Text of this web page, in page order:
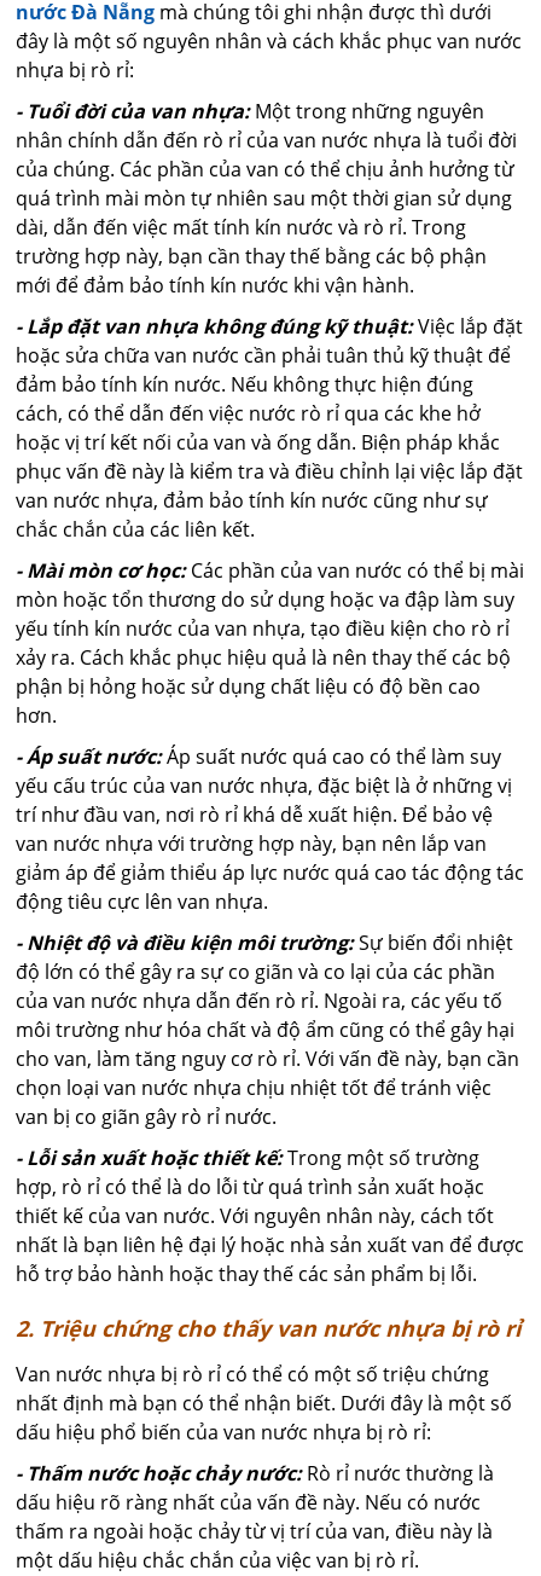
nước Đà Nẵng mà chúng tôi ghi nhận được thì dưới
đây là một số nguyên nhân và cách khắc phục van nước
nhựa bị rò rỉ:
- Tuổi đời của van nhựa:Một trong những nguyên
nhân chính dẫn đến rò rỉ của van nước nhựa là tuổi đời
của chúng. Các phần của van có thể chịu ảnh hưởng từ
quá trình mài mòn tự nhiên sau một thời gian sử dụng
dài, dẫn đến việc mất tính kín nước và rò rỉ. Trong
trường hợp này, bạn cần thay thế bằng các bộ phận
mới để đảm bảo tính kín nước khi vận hành.
- Lắp đặt van nhựa không đúng kỹ thuật:Việc lắp đặt
hoặc sửa chữa van nước cần phải tuân thủ kỹ thuật để
đảm bảo tính kín nước. Nếu không thực hiện đúng
cách, có thể dẫn đến việc nước rò rỉ qua các khe hở
hoặc vị trí kết nối của van và ống dẫn. Biện pháp khắc
phục vấn đề này là kiểm tra và điều chỉnh lại việc lắp đặt
van nước nhựa, đảm bảo tính kín nước cũng như sự
chắc chắn của các liên kết.
- Mài mòn cơ học:Các phần của van nước có thể bị mài
mòn hoặc tổn thương do sử dụng hoặc va đập làm suy
yếu tính kín nước của van nhựa, tạo điều kiện cho rò rỉ
xảy ra. Cách khắc phục hiệu quả là nên thay thế các bộ
phận bị hỏng hoặc sử dụng chất liệu có độ bền cao
hơn.
- Áp suất nước:Áp suất nước quá cao có thể làm suy
yếu cấu trúc của van nước nhựa, đặc biệt là ở những vị
trí như đầu van, nơi rò rỉ khá dễ xuất hiện. Để bảo vệ
van nước nhựa với trường hợp này, bạn nên lắp van
giảm áp để giảm thiểu áp lực nước quá cao tác động tác
động tiêu cực lên van nhựa.
- Nhiệt độ và điều kiện môi trường:Sự biến đổi nhiệt
độ lớn có thể gây ra sự co giãn và co lại của các phần
của van nước nhựa dẫn đến rò rỉ. Ngoài ra, các yếu tố
môi trường như hóa chất và độ ẩm cũng có thể gây hại
cho van, làm tăng nguy cơ rò rỉ. Với vấn đề này, bạn cần
chọn loại van nước nhựa chịu nhiệt tốt để tránh việc
van bị co giãn gây rò rỉ nước.
- Lỗi sản xuất hoặc thiết kế:Trong một số trường
hợp, rò rỉ có thể là do lỗi từ quá trình sản xuất hoặc
thiết kế của van nước. Với nguyên nhân này, cách tốt
nhất là bạn liên hệ đại lý hoặc nhà sản xuất van để được
hỗ trợ bảo hành hoặc thay thế các sản phẩm bị lỗi.
2. Triệu chứng cho thấy van nước nhựa bị rò rỉ
Van nước nhựa bị rò rỉ có thể có một số triệu chứng
nhất định mà bạn có thể nhận biết. Dưới đây là một số
dấu hiệu phổ biến của van nước nhựa bị rò rỉ:
- Thấm nước hoặc chảy nước:Rò rỉ nước thường là
dấu hiệu rõ ràng nhất của vấn đề này. Nếu có nước
thấm ra ngoài hoặc chảy từ vị trí của van, điều này là
một dấu hiệu chắc chắn của việc van bị rò rỉ.